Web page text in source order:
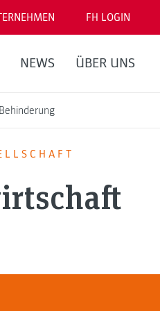
FH LOGIN
NEWS ÜBER UNS